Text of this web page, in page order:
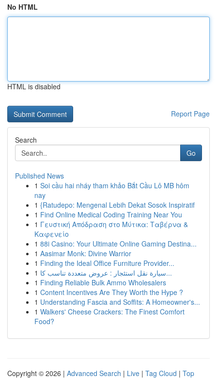
No HTML
HTML is disabled
Report Page
Search
Go
Published News
1 Soi cầu hai nháy tham khảo Bắt Cầu Lô MB hôm
nay
1 {Ratudepo: Mengenal Lebih Dekat Sosok Inspiratif
1 Find Online Medical Coding Training Near You
1 Γευστική Απόδραση στο Μύτικα: Ταβέρνα &
Καφενείο
1 88i Casino: Your Ultimate Online Gaming Destina...
1 Aasimar Monk: Divine Warrior
1 Finding the Ideal Office Furniture Provider...
1
سيارة نقل استئجار : عروض متعددة تناسب كا...
1 Finding Reliable Bulk Ammo Wholesalers
1 Content Incentives Are They Worth the Hype ?
1 Understanding Fascia and Soffits: A Homeowner's...
1 Walkers' Cheese Crackers: The Finest Comfort
Food?
Copyright © 2026 | Advanced Search | Live | Tag Cloud | Top